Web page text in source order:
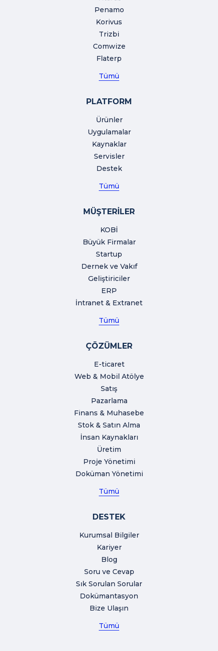
Penamo
Korivus
Trizbi
Comwize
Flaterp
Tümü
PLATFORM
Ürünler
Uygulamalar
Kaynaklar
Servisler
Destek
Tümü
MÜŞTERİLER
KOBİ
Büyük Firmalar
Startup
Dernek ve Vakıf
Geliştiriciler
ERP
İntranet & Extranet
Tümü
ÇÖZÜMLER
E-ticaret
Web & Mobil Atölye
Satış
Pazarlama
Finans & Muhasebe
Stok & Satın Alma
İnsan Kaynakları
Üretim
Proje Yönetimi
Doküman Yönetimi
Tümü
DESTEK
Kurumsal Bilgiler
Kariyer
Blog
Soru ve Cevap
Sık Sorulan Sorular
Dokümantasyon
Bize Ulaşın
Tümü